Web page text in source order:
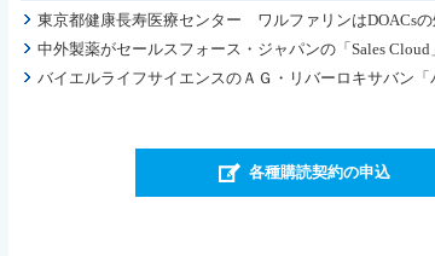
東京都健康長寿医療センター ワルファリンはDOACs
中外製薬がセールスフォース・ジャパンの「Sales
バイエルライフサイエンスのＡＧ・リバーロキサバン
各種購読契約の申込